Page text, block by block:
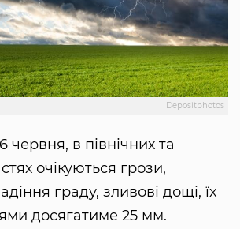
Depositphotos
червня, в північних та
очікуються грози,
граду, зливові дощі, їх
досягатиме 25 мм.